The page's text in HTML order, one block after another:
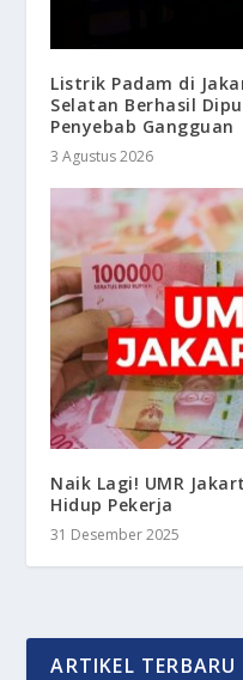
Listrik Padam di
Selatan Berhasil
Penyebab Gangguan
3 Agustus 2026
Naik Lagi! UMR
Hidup Pekerja
31 Desember 2025
ARTIKEL TERBARU